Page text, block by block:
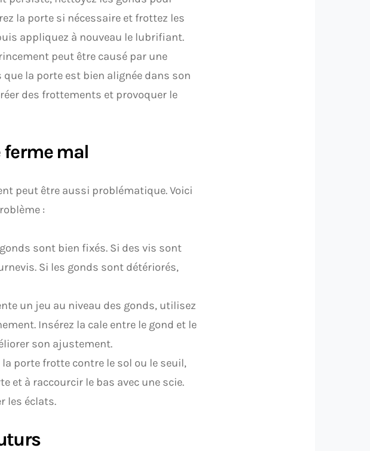
la porte si nécessaire et frottez les
appliquez à nouveau le lubrifiant.
peut être causé par une
la porte est bien alignée dans son
des frottements et provoquer le
mal
peut être aussi problématique. Voici
:
sont bien fixés. Si des vis sont
Si les gonds sont détériorés,
un jeu au niveau des gonds, utilisez
Insérez la cale entre le gond et le
son ajustement.
la porte frotte contre le sol ou le seuil,
et à raccourcir le bas avec une scie.
les éclats.